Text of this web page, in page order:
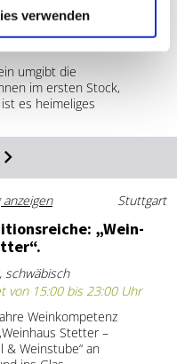
verwenden
umgibt die
im ersten Stock,
es heimeliges
Stuttgart
„Wein­
schwäbisch
von 15:00 bis 23:00 Uhr
Weinkompetenz
Stetter –
& Weinstube“ an